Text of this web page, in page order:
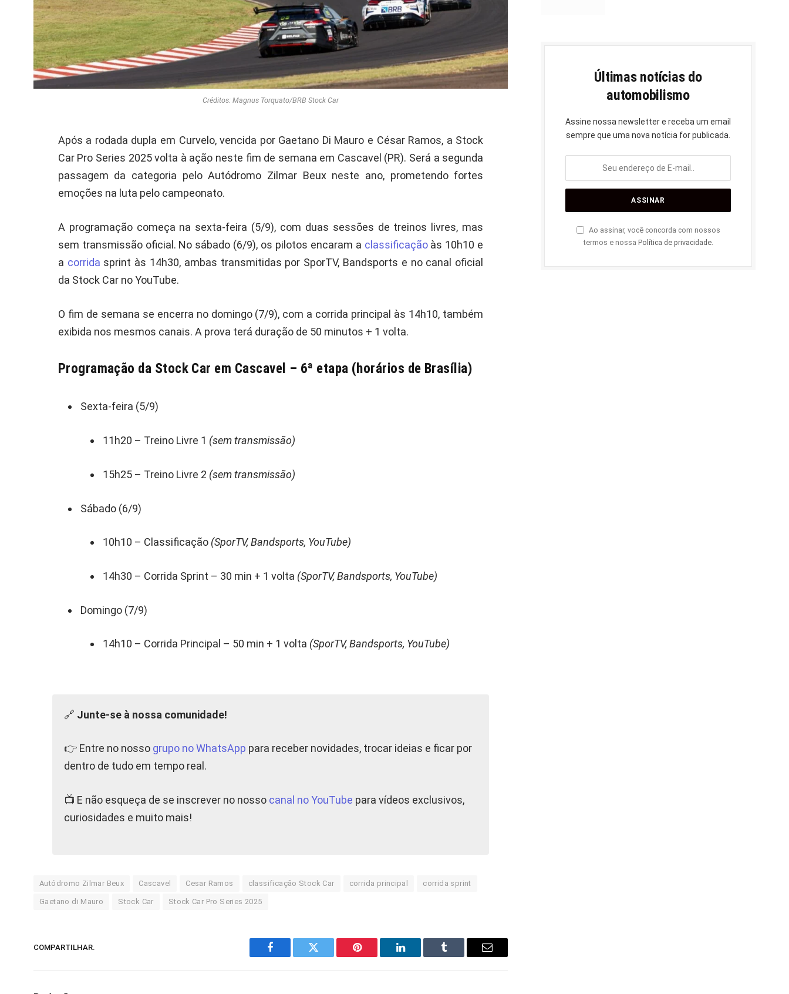
Créditos: Magnus Torquato/BRB Stock Car
Após a rodada dupla em Curvelo, vencida por Gaetano Di Mauro e César Ramos, a Stock
Car Pro Series 2025 volta à ação neste fim de semana em Cascavel (PR). Será a segunda
passagem da categoria pelo Autódromo Zilmar Beux neste ano, prometendo fortes
emoções na luta pelo campeonato.
A programação começa na sexta-feira (5/9), com duas sessões de treinos livres, mas
sem transmissão oficial. No sábado (6/9), os pilotos encaram a classificaçãoàs 10h10 e
a corrida sprint às 14h30, ambas transmitidas por SporTV, Bandsports e no canal oficial
da Stock Car no YouTube.
O fim de semana se encerra no domingo (7/9), com a corrida principal às 14h10, também
exibida nos mesmos canais. A prova terá duração de 50 minutos + 1 volta.
Programação da Stock Car em Cascavel – 6ª etapa (horários de Brasília)
Sexta-feira (5/9)
11h20 – Treino Livre 1 (sem transmissão)
15h25 – Treino Livre 2 (sem transmissão)
Sábado (6/9)
10h10 – Classificação (SporTV, Bandsports, YouTube)
14h30 – Corrida Sprint – 30 min + 1 volta (SporTV, Bandsports, YouTube)
Domingo (7/9)
14h10 – Corrida Principal – 50 min + 1 volta (SporTV, Bandsports, YouTube)
🔗 Junte-se à nossa comunidade!
👉 Entre no nosso grupo no WhatsApp para receber novidades, trocar ideias e ficar por
dentro de tudo em tempo real.
📺 E não esqueça de se inscrever no nosso canal no YouTube para vídeos exclusivos,
curiosidades e muito mais!
Autódromo Zilmar Beux Cascavel Cesar Ramos classificação Stock Car corrida principal corrida sprint
Gaetano di Mauro Stock Car Stock Car Pro Series 2025
COMPARTILHAR.
Facebook Twitter Pinterest LinkedIn Tumblr
E-
Últimas notícias do
automobilismo
Assine nossa newsletter e receba um email
sempre que uma nova notícia for publicada.
Ao assinar, você concorda com nossos
termos e nossa Política de privacidade.